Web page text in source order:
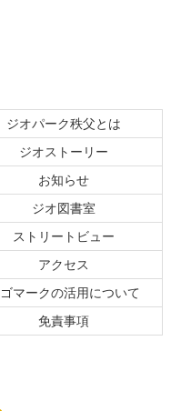
ジオパーク秩父とは
ジオストーリー
お知らせ
ジオ図書室
ストリートビュー
アクセス
マークの活用について
免責事項